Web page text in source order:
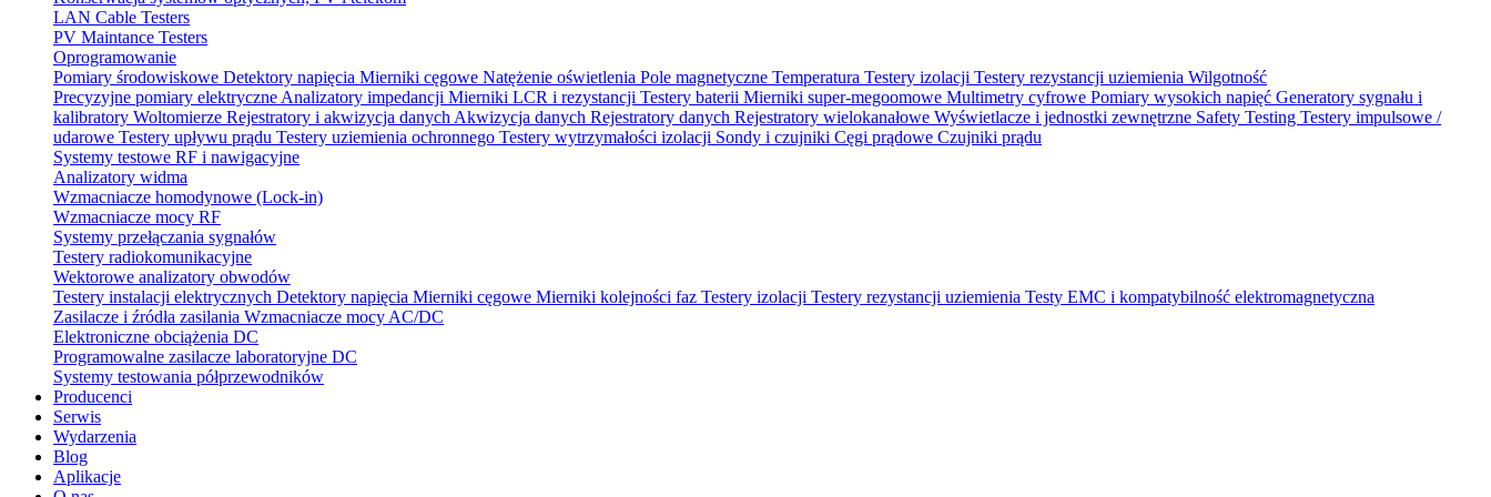
LAN Cable Testers
PV Maintance Testers
Oprogramowanie
Pomiary środowiskowe Detektory napięcia Mierniki cęgowe Natężenie oświetlenia Pole magnetyczne Temperatura Testery izolacji Testery rezystancji uziemienia Wilgotność
Precyzyjne pomiary elektryczne Analizatory impedancji Mierniki LCR i rezystancji Testery baterii Mierniki super-megoomowe Multimetry cyfrowe Pomiary wysokich napięć Generatory sygnału i
kalibratory Woltomierze Rejestratory i akwizycja danych Akwizycja danych Rejestratory danych Rejestratory wielokanałowe Wyświetlacze i jednostki zewnętrzne Safety Testing Testery impulsowe /
udarowe Testery upływu prądu Testery uziemienia ochronnego Testery wytrzymałości izolacji Sondy i czujniki Cęgi prądowe Czujniki prądu
Systemy testowe RF i nawigacyjne
Analizatory widma
Wzmacniacze homodynowe (Lock‑in)
Wzmacniacze mocy RF
Systemy przełączania sygnałów
Testery radiokomunikacyjne
Wektorowe analizatory obwodów
Testery instalacji elektrycznych Detektory napięcia Mierniki cęgowe Mierniki kolejności faz Testery izolacji Testery rezystancji uziemienia Testy EMC i kompatybilność elektromagnetyczna
Zasilacze i źródła zasilania Wzmacniacze mocy AC/DC
Elektroniczne obciążenia DC
Programowalne zasilacze laboratoryjne DC
Systemy testowania półprzewodników
Producenci
Serwis
Wydarzenia
Blog
Aplikacje